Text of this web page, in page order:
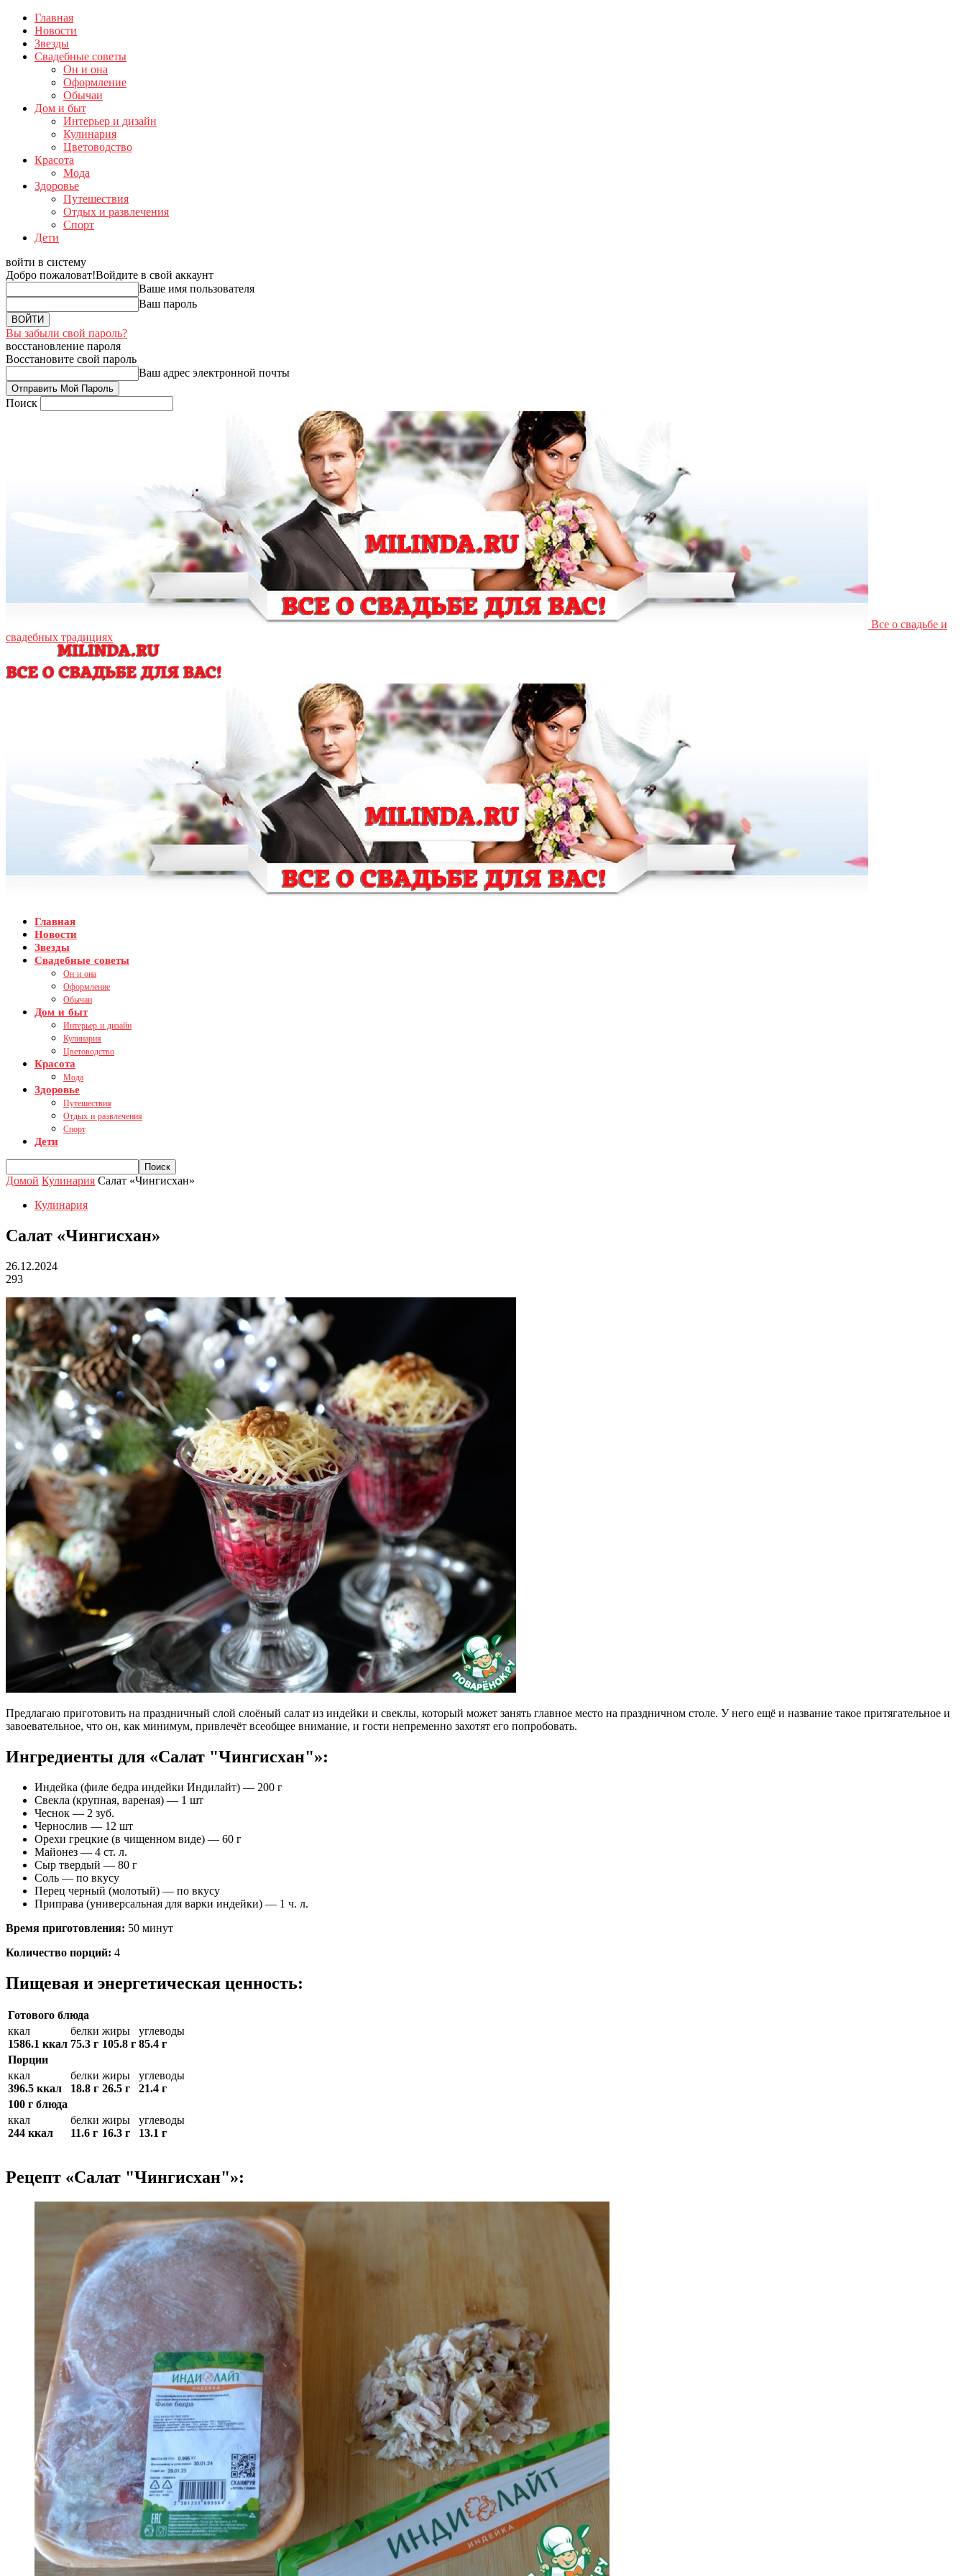
Главная
Новости
Звезды
Свадебные советы
Он и она
Оформление
Обычаи
Дом и быт
Интерьер и дизайн
Кулинария
Цветоводство
Красота
Мода
Здоровье
Путешествия
Отдых и развлечения
Спорт
Дети
войти в систему
Добро пожаловат!Войдите в свой аккаунт
Ваше имя пользователя
Ваш пароль
Вы забыли свой пароль?
восстановление пароля
Восстановите свой пароль
Ваш адрес электронной почты
Поиск
Все о свадьбе и
свадебных традициях
Главная
Новости
Звезды
Свадебные советы
Он и она
Оформление
Обычаи
Дом и быт
Интерьер и дизайн
Кулинария
Цветоводство
Красота
Мода
Здоровье
Путешествия
Отдых и развлечения
Спорт
Дети
Домой Кулинария Салат «Чингисхан»
Кулинария
Салат «Чингисхан»
26.12.2024
293
Предлагаю приготовить на праздничный слой слоёный салат из индейки и свеклы, который может занять главное место на праздничном столе. У него ещё и название такое притягательное и
завоевательное, что он, как минимум, привлечёт всеобщее внимание, и гости непременно захотят его попробовать.
Ингредиенты для «Салат "Чингисхан"»:
Индейка (филе бедра индейки Индилайт) — 200 г
Свекла (крупная, вареная) — 1 шт
Чеснок — 2 зуб.
Чернослив — 12 шт
Орехи грецкие (в чищенном виде) — 60 г
Майонез — 4 ст. л.
Сыр твердый — 80 г
Соль — по вкусу
Перец черный (молотый) — по вкусу
Приправа (универсальная для варки индейки) — 1 ч. л.
Время приготовления: 50 минут
Количество порций: 4
Пищевая и энергетическая ценность:
Готового блюда
ккал
1586.1 ккал
белки
75.3 г
жиры
105.8 г
углеводы
85.4 г
Порции
ккал
396.5 ккал
белки
18.8 г
жиры
26.5 г
углеводы
21.4 г
100 г блюда
ккал
244 ккал
белки
11.6 г
жиры
16.3 г
углеводы
13.1 г
Рецепт «Салат "Чингисхан"»: